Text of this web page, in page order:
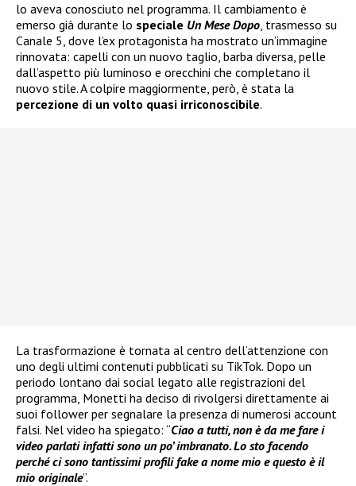
lo aveva conosciuto nel programma. Il cambiamento è
emerso già durante lo speciale Un Mese Dopo, trasmesso su
Canale 5, dove l’ex protagonista ha mostrato un’immagine
rinnovata: capelli con un nuovo taglio, barba diversa, pelle
dall’aspetto più luminoso e orecchini che completano il
nuovo stile. A colpire maggiormente, però, è stata la
percezione di un volto quasi irriconoscibile.
La trasformazione è tornata al centro dell’attenzione con
uno degli ultimi contenuti pubblicati su TikTok. Dopo un
periodo lontano dai social legato alle registrazioni del
programma, Monetti ha deciso di rivolgersi direttamente ai
suoi follower per segnalare la presenza di numerosi account
falsi. Nel video ha spiegato: “Ciao a tutti, non è da me fare i
video parlati infatti sono un po’ imbranato. Lo sto facendo
perché ci sono tantissimi profili fake a nome mio e questo è il
mio originale”.